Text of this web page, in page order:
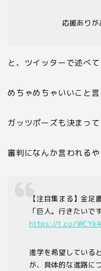
応援ありが
と、ツイッターで述べて
めちゃめちゃいいこと言
ガッツポーズも決まっ
審判になんか言われる
【注目集まる】金足
「巨人。行きたいで
https://t.co/
進学を希望している
が、具体的な進路に